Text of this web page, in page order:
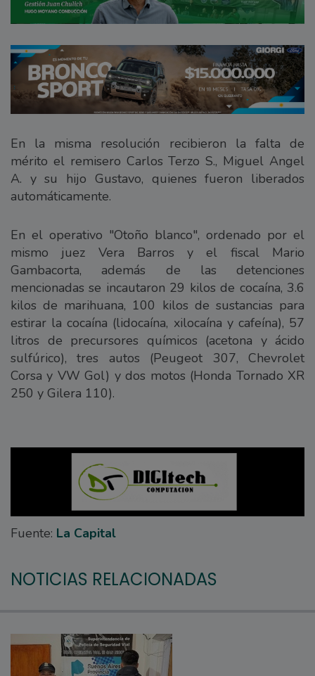
En la misma resolución recibieron la falta de
mérito el remisero Carlos Terzo S., Miguel Angel
A. y su hijo Gustavo, quienes fueron liberados
automáticamente.
En el operativo "Otoño blanco", ordenado por el
mismo juez Vera Barros y el fiscal Mario
Gambacorta, además de las detenciones
mencionadas se incautaron 29 kilos de cocaína, 3.6
kilos de marihuana, 100 kilos de sustancias para
estirar la cocaína (lidocaína, xilocaína y cafeína), 57
litros de precursores químicos (acetona y ácido
sulfúrico), tres autos (Peugeot 307, Chevrolet
Corsa y VW Gol) y dos motos (Honda Tornado XR
250 y Gilera 110).
Fuente: La Capital
NOTICIAS RELACIONADAS